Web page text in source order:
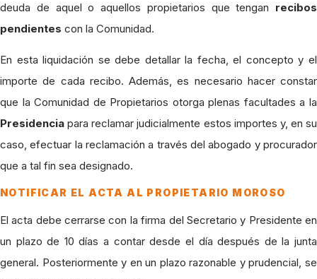
deuda de aquel o aquellos propietarios que tengan recibos
pendientes con la Comunidad.
En esta liquidación se debe detallar la fecha, el concepto y el
importe de cada recibo. Además, es necesario hacer constar
que la Comunidad de Propietarios otorga plenas facultades a la
Presidencia para reclamar judicialmente estos importes y, en su
caso, efectuar la reclamación a través del abogado y procurador
que a tal fin sea designado.
NOTIFICAR EL ACTA AL PROPIETARIO MOROSO
El acta debe cerrarse con la firma del Secretario y Presidente en
un plazo de 10 días a contar desde el día después de la junta
general. Posteriormente y en un plazo razonable y prudencial, se